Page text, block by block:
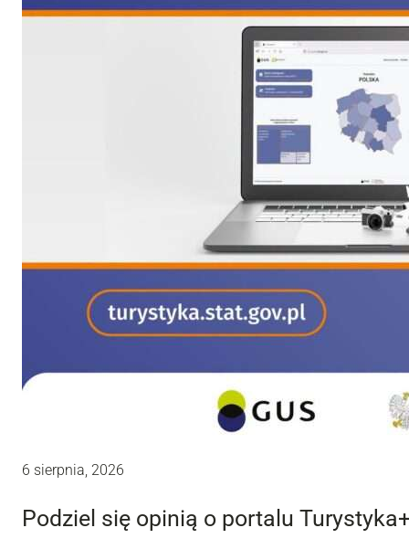
6 sierpnia, 2026
Podziel się opinią o portalu